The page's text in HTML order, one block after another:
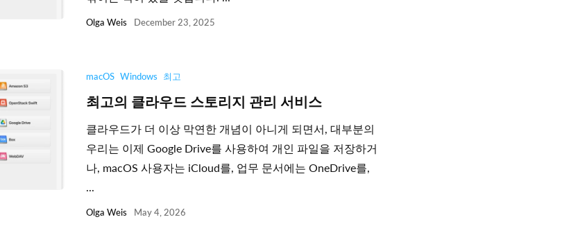
Olga Weis December 23, 2025
macOS Windows 최고
최고의 클라우드 스토리지 관리 서비스
클라우드가 더 이상 막연한 개념이 아니게 되면서, 대부분의
우리는 이제 Google Drive를 사용하여 개인 파일을 저장하거
나, macOS 사용자는 iCloud를, 업무 문서에는 OneDrive를,
...
Olga Weis May 4, 2026